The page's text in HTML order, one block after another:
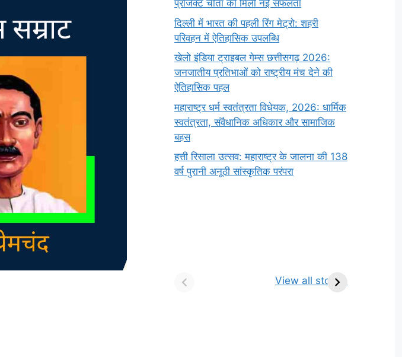
प्रोजेक्ट चीता को मिली नई सफलता
दिल्ली में भारत की पहली रिंग मेट्रो: शहरी
परिवहन में ऐतिहासिक उपलब्धि
खेलो इंडिया ट्राइबल गेम्स छत्तीसगढ़ 2026:
जनजातीय प्रतिभाओं को राष्ट्रीय मंच देने की
ऐतिहासिक पहल
महाराष्ट्र धर्म स्वतंत्रता विधेयक, 2026: धार्मिक
स्वतंत्रता, संवैधानिक अधिकार और सामाजिक
बहस
हत्ती रिसाला उत्सव: महाराष्ट्र के जालना की 138
वर्ष पुरानी अनूठी सांस्कृतिक परंपरा
View all stories
किसे कहते है? परिभाषा,
ज्योतिर्लिंग | नाम, स्थान एवं